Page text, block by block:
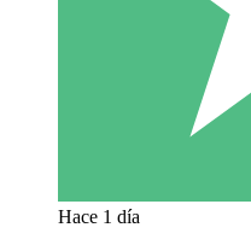
Hace 1 día